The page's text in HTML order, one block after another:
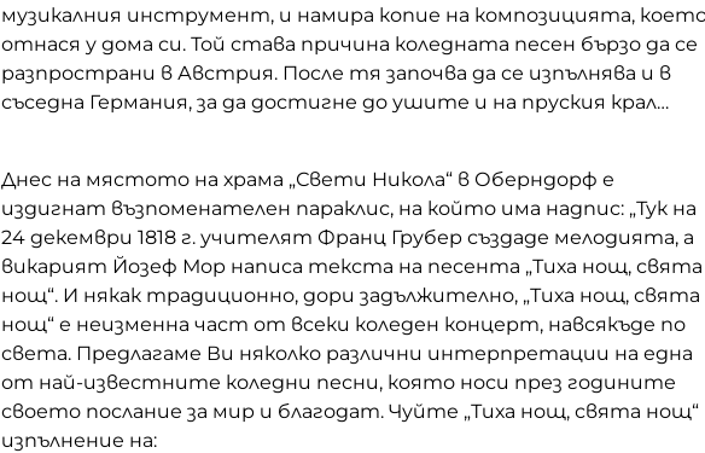
музикалния инструмент, и намира копие на композицията,
отнася у дома си. Той става причина коледната песен бързо да се
разпространи в Австрия. После тя започва да се изпълнява и в
съседна Германия, за да достигне до ушите и на пруския крал…
Днес на мястото на храма „Свети Никола“ в Оберндорф е
издигнат възпоменателен параклис, на който има надпис: „Тук на
24 декември 1818 г. учителят Франц Грубер създаде мелодията, а
викарият Йозеф Мор написа текста на песента „Тиха нощ, свята
нощ“. И някак традиционно, дори задължително, „Тиха нощ, свята
нощ“ е неизменна част от всеки коледен концерт, навсякъде по
света. Предлагаме Ви няколко различни интерпретации на една
от най-известните коледни песни, която носи през годините
своето послание за мир и благодат. Чуйте „Тиха нощ, свята нощ“
изпълнение на: